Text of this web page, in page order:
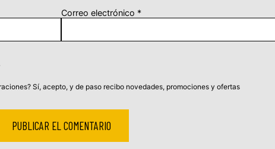
Correo electrónico *
Sí, acepto, y de paso recibo novedades, promociones y ofertas